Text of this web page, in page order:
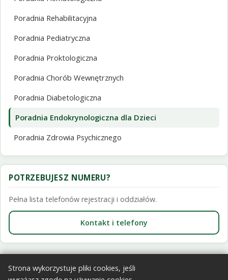
Poradnia Rehabilitacyjna
Poradnia Pediatryczna
Poradnia Proktologiczna
Poradnia Chorób Wewnętrznych
Poradnia Diabetologiczna
Poradnia Endokrynologiczna dla Dzieci
Poradnia Zdrowia Psychicznego
POTRZEBUJESZ NUMERU?
Pełna lista telefonów rejestracji i oddziałów.
Kontakt i telefony
Strona wykorzystuje pliki cookies, jeśli